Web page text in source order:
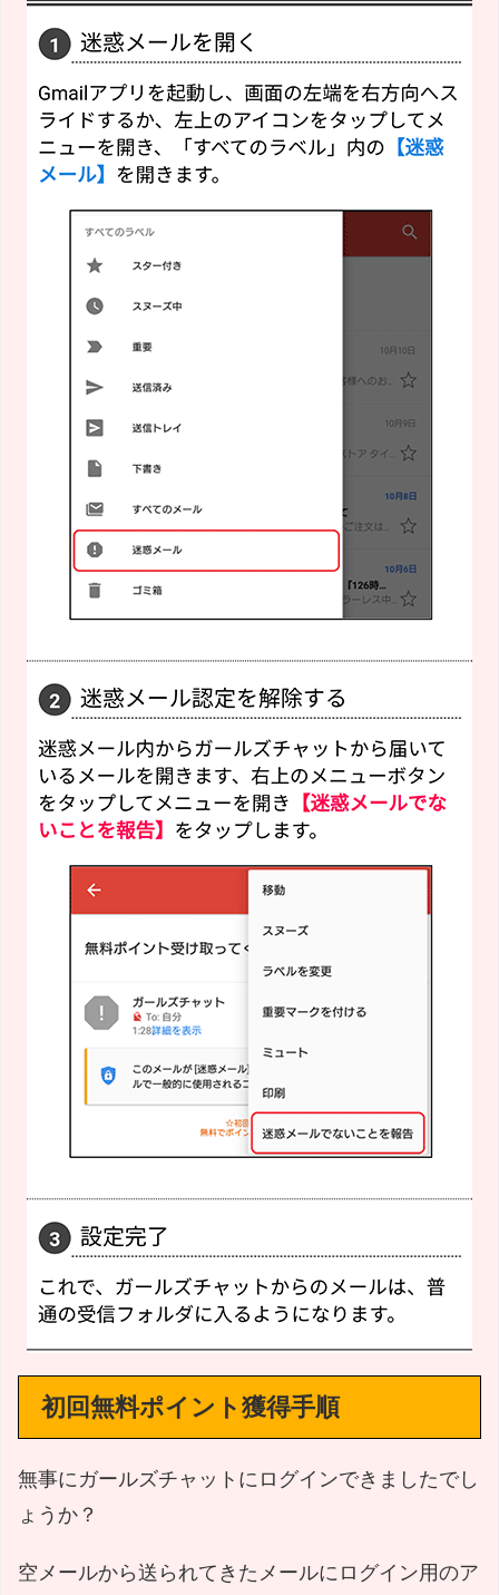
初回無料ポイント獲得手順
無事にガールズチャットにログインできましたでし
ょうか？
空メールから送られてきたメールにログイン用のア